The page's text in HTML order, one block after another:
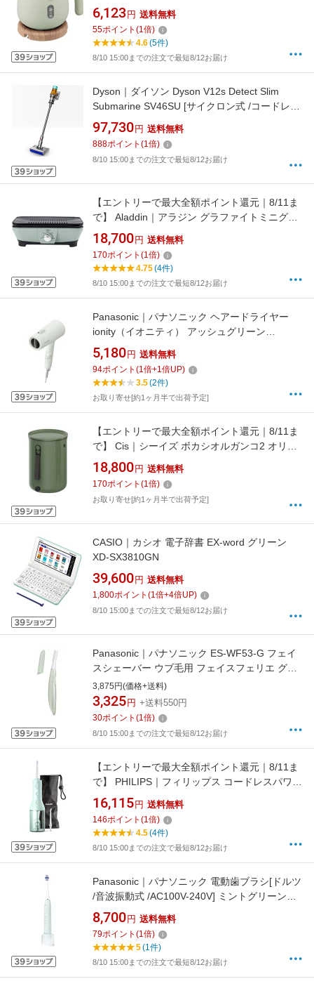
【newlife_campaign_b】
6,123 円 送料無料
55ポイント (1倍)
4.6(5件)
8/10 15:00までの注文で最短8/12お届け
Dyson｜ダイソン Dyson V12s Detect Slim
Submarine SV46SU [サイクロン式 /コードレス
/水拭き対応]
97,730 円 送料無料
888ポイント (1倍)
8/10 15:00までの注文で最短8/12お届け
【エントリーで最大全額ポイント還元｜8/11ま
で】 Aladdin｜アラジン グラファイトミニグリ
ラー グリーン CAGMG7AG [プレート1枚]
18,700 円 送料無料
170ポイント (1倍)
4.75(4件)
8/10 15:00までの注文で最短8/12お届け
Panasonic｜パナソニック ヘアードライヤー
ionity（イオニティ） アッシュグリーン
EHNE5NG
5,180 円 送料無料
94ポイント (1倍+1倍UP)
3.5(2件)
お取り寄せ[約1ヶ月半で出荷予定]
【エントリーで最大全額ポイント還元｜8/11ま
で】 Cis｜シーイズ ボカシオルガンコ2 オリー
ブ [バイオ式]
18,800 円 送料無料
170ポイント (1倍)
お取り寄せ[約1ヶ月半で出荷予定]
CASIO｜カシオ 電子辞書 EX-word グリーン
XD-SX3810GN
39,600 円 送料無料
1,800ポイント (1倍+4倍UP)
8/10 15:00までの注文で最短8/12お届け
Panasonic｜パナソニック ES-WF53-G フェイ
スシェーバー ウブ毛用 フェイスフェリエ グリ
ーン
3,875円(価格+送料)
3,325 円 +送料550円
30ポイント (1倍)
8/10 15:00までの注文で最短8/12お届け
【エントリーで最大全額ポイント還元｜8/11ま
で】 PHILIPS｜フィリップス コードレスパワー
フロッサー3000（口腔洗浄器） Sonicare（ソ
ニッケアー） ミント HX3826/34 [ハンディタイ
プ /国内・海外兼用]【rb_makerA】
16,115 円 送料無料
146ポイント (1倍)
4.5(4件)
8/10 15:00までの注文で最短8/12お届け
Panasonic｜パナソニック 電動歯ブラシ[ドルツ
/音波振動式 /AC100V-240V] ミントグリーン
EW-DA18-G [ドルツ /音波振動式 /AC100V-
240V]
8,700 円 送料無料
79ポイント (1倍)
5(1件)
8/10 15:00までの注文で最短8/12お届け